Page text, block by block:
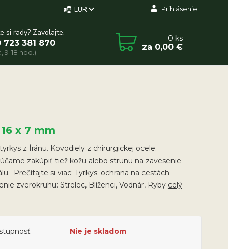
EUR Prihlásenie
si rady? Zavolajte.
723 381 870
9-18 hod.)
0 ks
za 0,00 €
x 7 mm
z Íránu. Kovodiely z chirurgickej ocele.
zakúpiť tiež kožu alebo strunu na zavesenie
Prečítajte si viac: Tyrkys: ochrana na cestách
zverokruhu: Strelec, Blíženci, Vodnár, Ryby celý
Nie je skladom